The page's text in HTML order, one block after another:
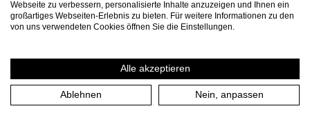
Der kleine Prinz
Boat Memory / Das Zeugnis (UA)
Peer Gynt
Hiob
Hiob
Webseite zu verbessern, personalisierte Inhalte anzuzeigen und Ihnen ein
großartiges Webseiten-Erlebnis zu bieten. Für weitere Informationen zu den
von uns verwendeten Cookies öffnen Sie die Einstellungen.
Alle akzeptieren
Ablehnen Nein, anpassen